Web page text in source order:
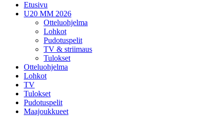
Etusivu
U20 MM 2026
Otteluohjelma
Lohkot
Pudotuspelit
TV & striimaus
Tulokset
Otteluohjelma
Lohkot
TV
Tulokset
Pudotuspelit
Maajoukkueet